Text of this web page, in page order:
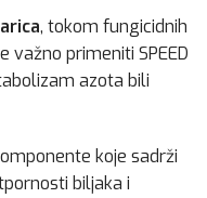
, tokom fungicidnih
važno primeniti SPEED
azota bili
koje sadrži
biljaka i